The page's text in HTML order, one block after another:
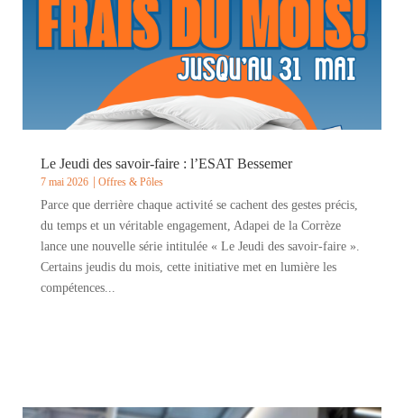
Le Jeudi des savoir-faire : l’ESAT Bessemer
7 mai 2026 Offres & Pôles
Parce que derrière chaque activité se cachent des gestes précis,
du temps et un véritable engagement, Adapei de la Corrèze
lance une nouvelle série intitulée « Le Jeudi des savoir-faire ».
Certains jeudis du mois, cette initiative met en lumière les
compétences...